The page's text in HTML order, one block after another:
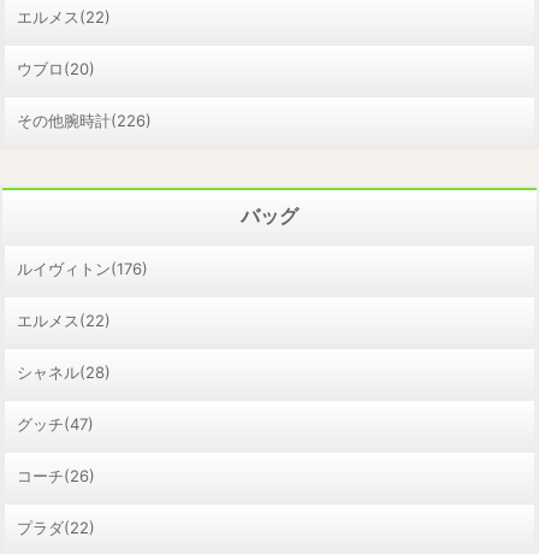
エルメス(22)
ウブロ(20)
その他腕時計(226)
バッグ
ルイヴィトン(176)
エルメス(22)
シャネル(28)
グッチ(47)
コーチ(26)
プラダ(22)